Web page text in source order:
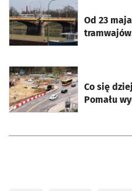
Od 23
otworzy się w nowej karcie
Co się
Pomału
otworzy się w nowej karcie